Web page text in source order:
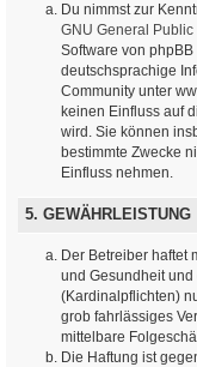
Du nimmst zur
GNU General Public
Software von
deutschsprachige
Community unter
keinen Einfluss auf
wird. Sie können
bestimmte Zwecke
Einfluss nehmen.
5. GEWÄHRLEISTUNG
Der Betreiber haftet
und Gesundheit
(Kardinalpflichten)
grob fahrlässiges
mittelbare
Die Haftung ist